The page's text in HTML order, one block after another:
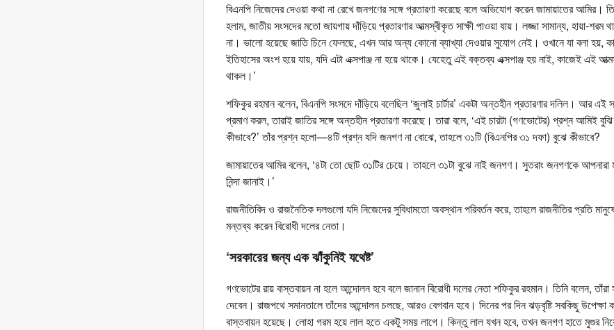
বিএনপি নিজেদের দেওয়া কথা না রেখে জনগণের সঙ্গে প্রতারণা করেছে বলে অভিযোগ করেন জামায়াতের আমির।
হলাম, জাতীয় সংসদের মতো জায়গায় দাঁড়িয়ে প্রতারণার আত্মস্বীকৃত সাক্ষী পাওয়া যায়। লজ্জা সামান্য, হায়া-শরম
না। ভালো হয়েছে জাতি চিনে ফেলছে, এখন আর অন্য কোনো ব্যাখ্যা দেওয়ার সুযোগ নেই। ওখানে যা বলা হয়,
ইতিহাসের অংশ হয়ে যায়, যদি এটা এক্সপাঞ্জ না হয়ে থাকে। যেহেতু এই বক্তব্য এক্সপাঞ্জ হয় নাই, কাজেই এই
থাকল।’
শফিকুর রহমান বলেন, বিএনপি সংসদে দাঁড়িয়ে বলেছিল ‘জুলাই চার্টার’ একটা অন্তহীন প্রতারণার দলিল। আর এই
প্রমাণ করল, তারাই জাতির সঙ্গে অন্তহীন প্রতারণা করেছে। তারা বলে, ‘এই চারটা (গণভোটের) প্রশ্ন আমিই
কীভাবে?’ তাঁর প্রশ্ন হলো—৪টি প্রশ্ন যদি জনগণ না বোঝে, তাহলে ৩১টি (বিএনপির ৩১ দফা) বুঝে কীভাবে?
জামায়াতের আমির বলেন, ‘৪টা তো ছোট ৩১টির চেয়ে। তাহলে ৩১টা বুঝে নাই জনগণ। সুতরাং জনগণকে আপনারা
নিন্দা জানাই।’
রাজনীতিবিদ ও রাজনৈতিক দলগুলো যদি নিজেদের সুবিধামতো অবস্থান পরিবর্তন করে, তাহলে রাজনীতির প্রতি
মন্তব্য করেন বিরোধী দলের নেতা।
‘সরকারের জন্য এক ঝাঁকুনিই যথেষ্ট’
গণভোটের রায় বাস্তবায়ন না হলে আন্দোলন হবে বলে জানান বিরোধী দলের নেতা শফিকুর রহমান। তিনি বলেন, তাঁরা
দেবেন। রাজপথে সমানতালে তাঁদের আন্দোলন চলছে, আরও বেগবান হবে। দিনের পর দিন ঝড়বৃষ্টি সবকিছু
বাস্তবায়ন হয়েছে। লোহা গরম হয়ে লাল হতে একটু সময় লাগে। কিন্তু লাল যখন হবে, তখন জনগণ হাতে মুগুর